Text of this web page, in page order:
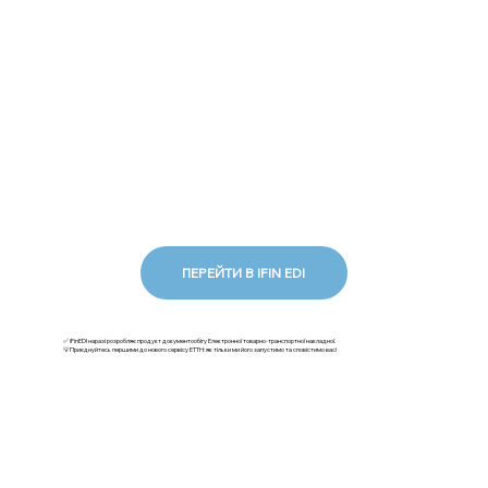
ПЕРЕЙТИ В IFIN EDI
✅ iFinEDI наразі розробляє продукт документообігу Електронної товарно-транспортної накладної.
💡Приєднуйтесь першими до нового сервісу ЕТТН: як тільки ми його запустимо та сповістимо вас!